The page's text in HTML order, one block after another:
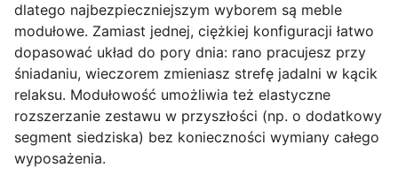
dlatego najbezpieczniejszym wyborem są meble
modułowe. Zamiast jednej, ciężkiej konfiguracji łatwo
dopasować układ do pory dnia: rano pracujesz przy
śniadaniu, wieczorem zmieniasz strefę jadalni w kącik
relaksu. Modułowość umożliwia też elastyczne
rozszerzanie zestawu w przyszłości (np. o dodatkowy
segment siedziska) bez konieczności wymiany całego
wyposażenia.